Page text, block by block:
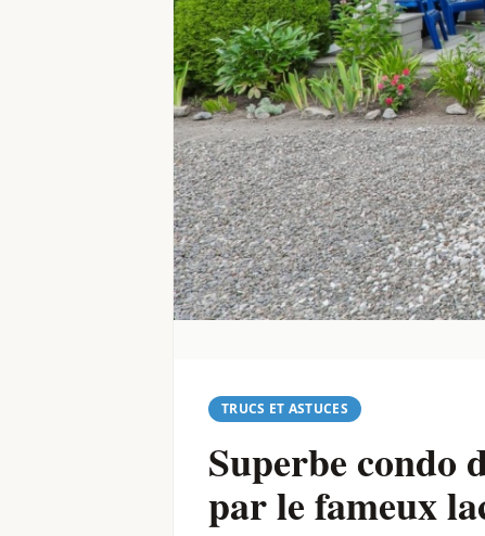
TRUCS ET ASTUCES
Superbe condo
par le fameux